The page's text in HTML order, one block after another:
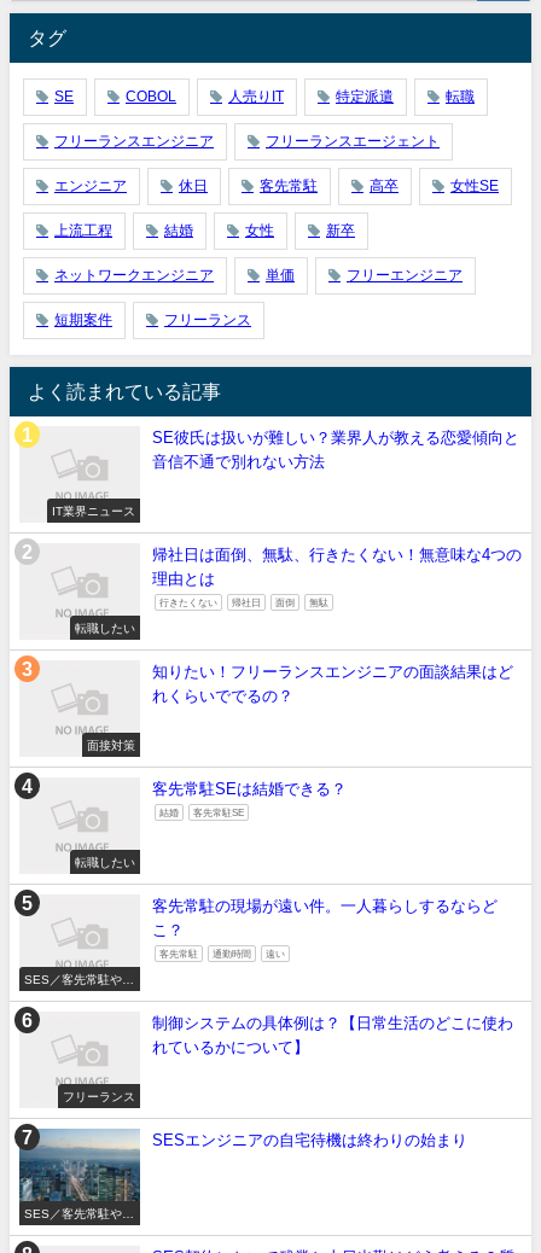
タグ
SE COBOL 人売りIT 特定派遣 転職
フリーランスエンジニア フリーランスエージェント
エンジニア 休日 客先常駐 高卒 女性SE
上流工程 結婚 女性 新卒
ネットワークエンジニア 単価 フリーエンジニア
短期案件 フリーランス
よく読まれている記事
IT業界ニュース
SE彼氏は扱いが難しい？業界人が教える恋愛傾向と
音信不通で別れない方法
転職したい
帰社日は面倒、無駄、行きたくない！無意味な4つの
理由とは
行きたくない 帰社日 面倒 無駄
面接対策
知りたい！フリーランスエンジニアの面談結果はど
れくらいででるの？
転職したい
客先常駐SEは結婚できる？
結婚 客先常駐SE
SES／客先常駐やめ
たい
客先常駐の現場が遠い件。一人暮らしするならど
こ？
客先常駐 通勤時間 遠い
フリーランス
制御システムの具体例は？【日常生活のどこに使わ
れているかについて】
SES／客先常駐やめ
たい
SESエンジニアの自宅待機は終わりの始まり